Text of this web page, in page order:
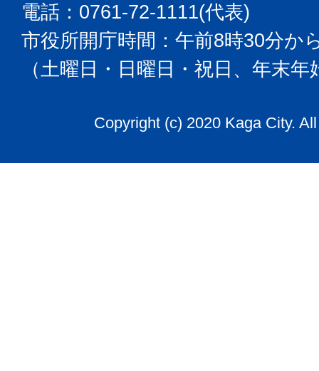
電話：0761-72-1111(代表)
市役所開庁時間：午前8時30分か
（土曜日・日曜日・祝日、年末
Copyright (c) 2020 Kaga City.